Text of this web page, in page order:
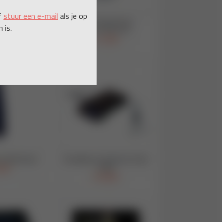
stuur een e-mail als je op
is.